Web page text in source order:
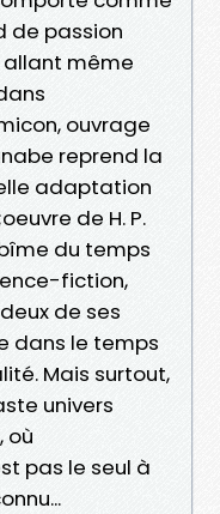
de passion
allant même
ouvrage
reprend la
adaptation
de H. P.
du temps
fiction,
de ses
dans le temps
Mais surtout,
univers
où
pas le seul à